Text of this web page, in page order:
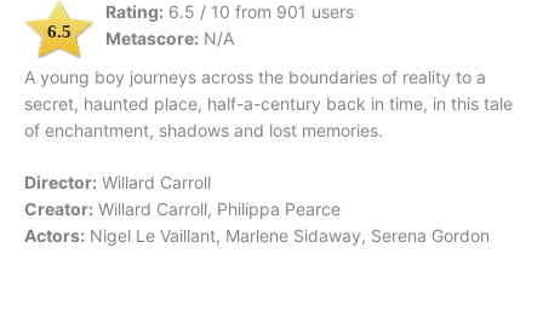
6.5
Rating: 6.5 / 10 from 901 users
Metascore: N/A
A young boy journeys across the boundaries of reality to a
secret, haunted place, half-a-century back in time, in this tale
of enchantment, shadows and lost memories.
Director: Willard Carroll
Creator: Willard Carroll, Philippa Pearce
Actors: Nigel Le Vaillant, Marlene Sidaway, Serena Gordon